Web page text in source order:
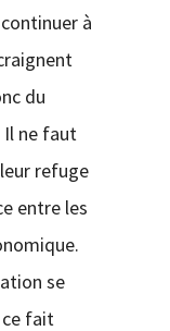
à
du
Il ne faut
refuge
entre les
se
fait